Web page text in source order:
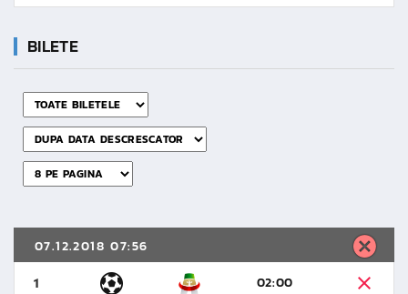
BILETE
07.12.2018 07:56
1
02:00